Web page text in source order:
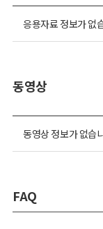
응용자료 정보가 없
동영상
동영상 정보가 없습
FAQ